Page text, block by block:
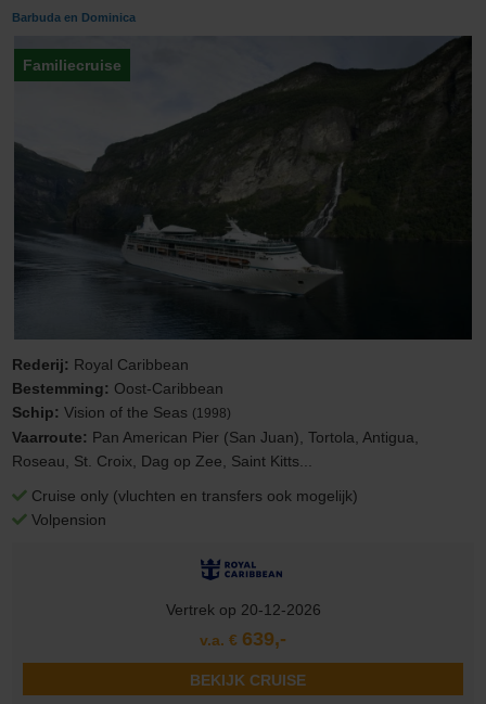
Barbuda en Dominica
Familiecruise
Rederij: Royal Caribbean
Bestemming: Oost-Caribbean
Schip:Vision of the Seas (1998)
Vaarroute: Pan American Pier (San Juan), Tortola, Antigua,
Roseau, St. Croix, Dag op Zee, Saint Kitts...
Cruise only (vluchten en transfers ook mogelijk)
Volpension
Vertrek op 20-12-2026
v.a. € 639,-
BEKIJK CRUISE